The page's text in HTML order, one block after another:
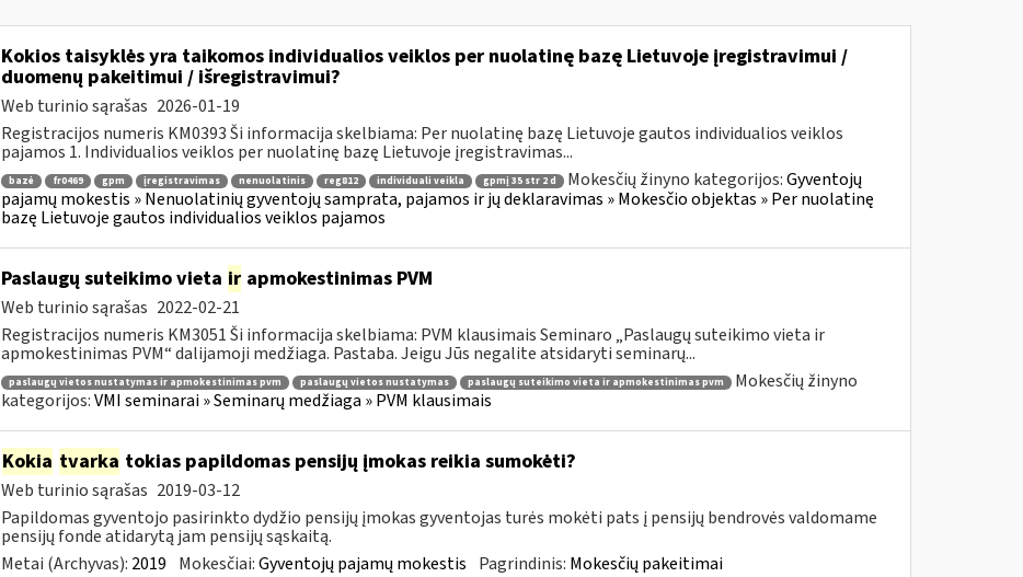
Kokios taisyklės yra taikomos individualios veiklos per nuolatinę bazę Lietuvoje įregistravimui /
duomenų pakeitimui / išregistravimui?
Web turinio sąrašas 2026-01-19
Registracijos numeris KM0393 Ši informacija skelbiama: Per nuolatinę bazę Lietuvoje gautos individualios veiklos
pajamos 1. Individualios veiklos per nuolatinę bazę Lietuvoje įregistravimas...
bazė fr0469 gpm įregistravimas nenuolatinis reg812 individuali veikla gpmį 35 str 2 d Mokesčių žinyno kategorijos:Gyventojų
pajamų mokestis » Nenuolatinių gyventojų samprata, pajamos ir jų deklaravimas » Mokesčio objektas » Per nuolatinę
bazę Lietuvoje gautos individualios veiklos pajamos
Paslaugų suteikimo vieta irapmokestinimas PVM
Web turinio sąrašas 2022-02-21
Registracijos numeris KM3051 Ši informacija skelbiama: PVM klausimais Seminaro „Paslaugų suteikimo vieta ir
apmokestinimas PVM“ dalijamoji medžiaga. Pastaba. Jeigu Jūs negalite atsidaryti seminarų...
paslaugų vietos nustatymas ir apmokestinimas pvm paslaugų vietos nustatymas paslaugų suteikimo vieta ir apmokestinimas pvm
Mokesčių žinyno
kategorijos:VMI seminarai » Seminarų medžiaga » PVM klausimais
Kokia tvarka tokias papildomas pensijų įmokas reikia sumokėti?
Web turinio sąrašas 2019-03-12
Papildomas gyventojo pasirinkto dydžio pensijų įmokas gyventojas turės mokėti pats į pensijų bendrovės valdomame
pensijų fonde atidarytą jam pensijų sąskaitą.
Metai (Archyvas): 2019 Mokesčiai:Gyventojų pajamų mokestis Pagrindinis: Mokesčių pakeitimai